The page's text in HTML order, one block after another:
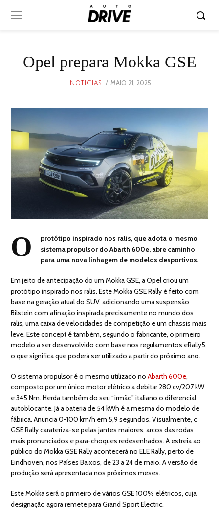
Opel prepara Mokka GSE
NOTICIAS
POSTED
MAIO 21, 2025
O
protótipo inspirado nos ralis, que adota o mesmo
sistema propulsor do Abarth 600e, abre caminho
para uma nova linhagem de modelos desportivos.
Em jeito de antecipação do um Mokka GSE, a Opel criou um
protótipo inspirado nos ralis. Este Mokka GSE Rally é feito com
base na geração atual do SUV, adicionando uma suspensão
Bilstein com afinação inspirada precisamente no mundo dos
ralis, uma caixa de velocidades de competição e um chassis mais
leve. Este concept é também, segundo o fabricante, o primeiro
modelo a ser desenvolvido com base nos regulamentos eRally5,
o que significa que poderá ser utilizado a partir do próximo ano.
O sistema propulsor é o mesmo utilizado noAbarth 600e,
composto por um único motor elétrico a debitar 280 cv/207 kW
e 345 Nm. Herda também do seu “irmão” italiano o diferencial
autoblocante. Já a bateria de 54 kWh é a mesma do modelo de
fábrica. Anuncia 0-100 km/h em 5,9 segundos. Visualmente, o
GSE Rally carateriza-se pelas jantes maiores, arcos das rodas
mais pronunciados e para-choques redesenhados. A estreia ao
público do Mokka GSE Rally acontecerá no ELE Rally, perto de
Eindhoven, nos Países Baixos, de 23 a 24 de maio. A versão de
produção será apresentada nos próximos meses.
Este Mokka será o primeiro de vários GSE 100% elétricos, cuja
designação agora remete para Grand Sport Electric.